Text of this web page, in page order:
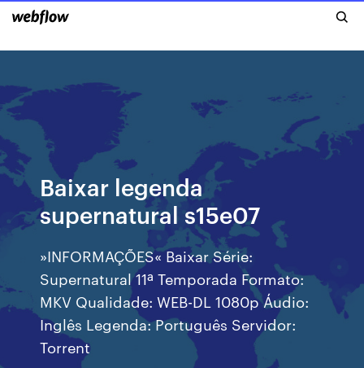
Baixar legenda
supernatural s15e07
»INFORMAÇÕES« Baixar Série:
Supernatural 11ª Temporada Formato:
MKV Qualidade: WEB-DL 1080p Áudio:
Inglês Legenda: Português Servidor:
Torrent